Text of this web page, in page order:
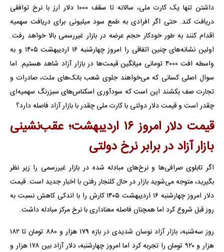
داشتن تنها یک کارت ملی، سالانه تا سقف ۱۰۰۰ دلار ارز با نرخ توافقی
دریافت کند. حتی اگر افرادی به طمع سود میلیونی برای دریافت سهمیه
اقدام کنند به طور خودکار حجم عرضه در بازار غیررسمی بالا خواهد رفت.
اولین نشانه‌های چنین اتفاقی را امروز چهارشنبه ۱۶ اردیبهشت ۱۴۰۵ و به
واسطه افت ۴۰۰۰ تومانی میانگین قیمت‌ها در بازار آزاد شاهد هستیم. اما
سوال اصلی کسانی که می‌خواهند جلوی شعب بانک‌های ملت، صادرات و
تجارت صف بکشند این است که سودآوری اسکناس‌های سبزرنگ سهمیه‌ای
چقدر است و قیمت دلار دولتی با کارت ملی چقدر با بازار آزاد فاصله دارد؟
قیمت دلار امروز ۱۶ اردیبهشت؛ عقب‌نشینی
بازار آزاد در برابر نرخ دولتی
اگر تابلوی صرافی‌ها و نرخ‌های مبادله شده در بازار غیررسمی را زیر نظر
بگیرید، متوجه می‌شوید بازار در حال کلنجار رفتن با اخبار جدید است. قیمت
دلار امروز چهارشنبه ۱۶ اردیبهشت ۱۴۰۵ کارش را با اندکی کاهش نسبت به
روز قبل شروع کرد اما همچنان فاصله معناداری با نرخ مرکز مبادله داشت.
روز سه‌شنبه، بازار آزاد نوسان شدیدی در بازه ۱۷۹ هزار و ۸۸۰ تومان تا ۱۸۲
هزار و ۹۲۰ تومان را تجربه کرد اما امروز چهارشنبه، دلار آزاد بین ۱۷۸ هزار و